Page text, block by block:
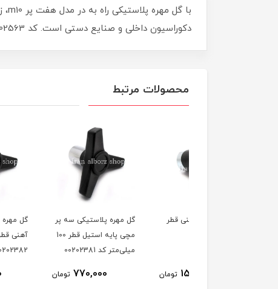
دکوراسیون داخلی و صنایع دستی است. کد 00202563 تضمین کیفیت و دوام را به شما می‌دهد. همین حالا خرید کنید و خلاقیت خود را به نمایش بگذارید!
محصولات مرتبط
گل مهره پلاستیکی سه پر
مچی پایه استیل قطر 100
تومان
گل مهره سه پر مچی
آهنی قطر 100
00202382